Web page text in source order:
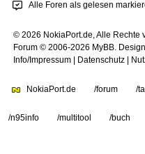
Alle Foren als gelesen
© 2026 NokiaPort.de, Alle Rechte
Forum © 2006-2026 MyBB
Info/Impressum
Datenschutz
NokiaPort.de /forum /
/n95info /multitool /buch